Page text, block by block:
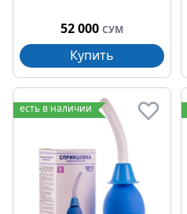
52 000 СУМ
Купить
есть в наличии